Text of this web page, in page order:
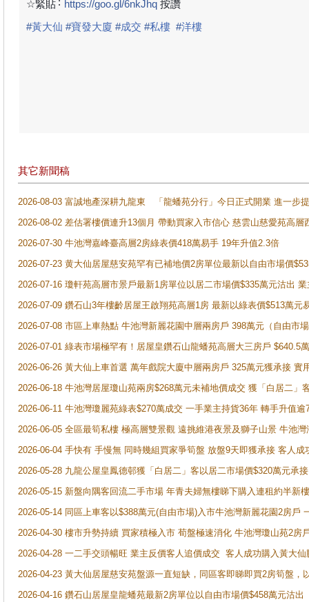
☆緊貼
https://goo.gl/6nkJhq 按讚
#黃大仙 #寶發大廈 #成交 #私樓 #洋樓
其它新聞稿
2026-08-03 富誠地產深耕九龍東 「龍蟠苑分行」今日正式開業 進一步
2026-08-02 差估署樓價連升13個月 帶動買家入市信心 慈雲山慈愛苑高層
2026-07-30 牛池灣嘉峰臺高層2房綠表價418萬易手 19年升值2.3倍
2026-07-23 黄大仙居屋慈安苑罕有已補地價2房單位最新以自由市場價
2026-07-16 瓊軒苑高層市景戶最新1房單位以居二市場價$335萬元沽出
2026-07-09 鑽石山3年樓齡居屋王啟翔苑高層1房 最新以綠表價$513萬元
2026-07-08 市區上車熱點 牛池灣新麗花園中層兩房戶 398萬元（自由市
2026-07-01 綠表市場極罕有！居屋皇鑽石山龍蟠苑高層大三房戶
2026-06-26 黃大仙上車首選 萬年戲院大廈中層兩房戶 325萬元獲承接 實
2026-06-18 牛池灣居屋瓊山苑兩房$268萬元未補地價成交 獲「白居二」
2026-06-11 牛池灣瓊麗苑綠表$270萬成交 一手業主持貨36年 轉手升值逾
2026-06-05 全區最筍私樓 極高層雙景觀 遠挑維港夜景及獅子山景 牛池
2026-06-04 手快有 手慢無 同時幾組買家爭筍盤 放盤9天即獲承接 客人
2026-05-28 九龍公屋皇鳳德邨獲「白居二」客以居二市場價$320萬元承接
2026-05-15 新盤向隅客回流二手市場 年青夫婦無樓睇下購入連租約半新
2026-05-14 同區上車客以$388萬元(自由市場)入市牛池灣新麗花園2房戶
2026-04-30 樓市升勢持續 買家積極入市 荀盤極速消化 牛池灣瓊山苑2房
2026-04-28 一二手交頭暢旺 業主反價客人追價成交 客人成功購入黃大
2026-04-23 黃大仙居屋慈安苑盤源一直短缺，同區客即睇即買2房筍盤，
2026-04-16 鑽石山居屋皇龍蟠苑最新2房單位以自由市場價$458萬元沽出